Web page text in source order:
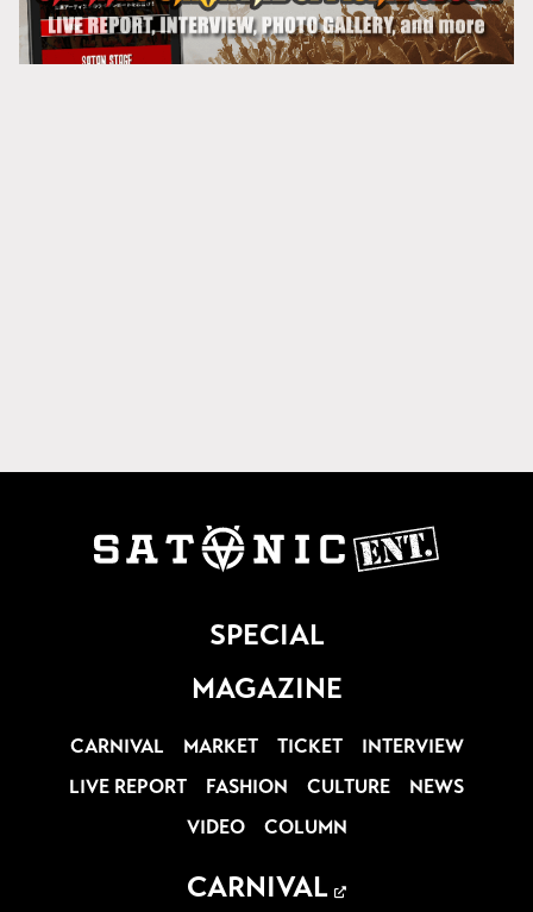
SPECIAL
MAGAZINE
CARNIVAL MARKET TICKET
INTERVIEW
LIVE REPORT
FASHION CULTURE
NEWS
VIDEO
COLUMN
CARNIVAL